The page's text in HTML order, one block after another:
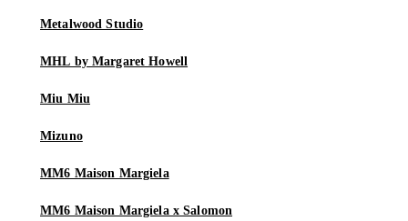
Metalwood Studio
MHL by Margaret Howell
Miu Miu
Mizuno
MM6 Maison Margiela
MM6 Maison Margiela x Salomon